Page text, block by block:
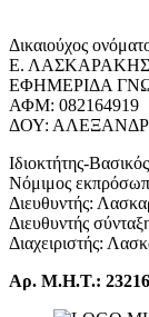
Δικαιούχος
Ε. ΛΑΣΚΑΡΑΚΗΣ
ΕΦΗΜΕΡΙΔΑ
ΑΦΜ: 082164919
ΔΟΥ:
Ιδιοκτήτης-
Νόμιμος
Διευθυντής:
Διευθυντής
Διαχειριστής:
Αρ. Μ.Η.Τ.: